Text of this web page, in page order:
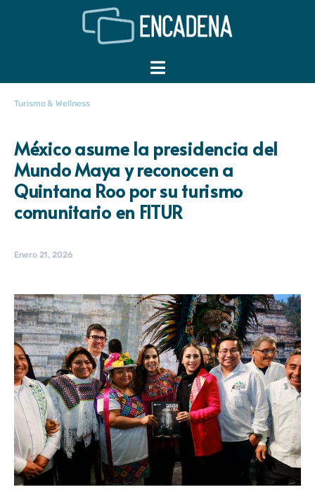
Turismo & Wellness
México asume la presidencia del
Mundo Maya y reconocen a
Quintana Roo por su turismo
comunitario en FITUR
Enero 21, 2026